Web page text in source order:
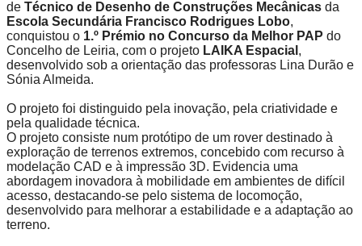
de Técnico de Desenho de Construções Mecânicas da
Escola Secundária Francisco Rodrigues Lobo,
conquistou o 1.º Prémio no Concurso da Melhor PAP do
Concelho de Leiria, com o projeto LAIKA Espacial ,
desenvolvido sob a orientação das professoras Lina Durão e
Sónia Almeida.
O projeto foi distinguido pela inovação, pela criatividade e
pela qualidade técnica.
O projeto consiste num protótipo de um rover destinado à
exploração de terrenos extremos, concebido com recurso à
modelação CAD e à impressão 3D. Evidencia uma
abordagem inovadora à mobilidade em ambientes de difícil
acesso, destacando-se pelo sistema de locomoção,
desenvolvido para melhorar a estabilidade e a adaptação ao
terreno.